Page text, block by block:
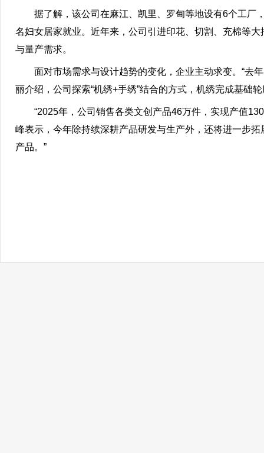
据了解，该公司在麻江、凯里、罗甸等地设有6个工厂
名妇女居家就业。近年来，公司引进印花、切割、充棉等
与量产需求。
面对市场需求与设计趋势的变化，企业主动求变。“去
丽介绍，公司探索“机绣+手绣”结合的方式，机绣完成基础
“2025年，公司销售各类文创产品46万件，实现产值
峰表示，今年除持续深耕产品研发与生产外，还将进一步拓
产品。”